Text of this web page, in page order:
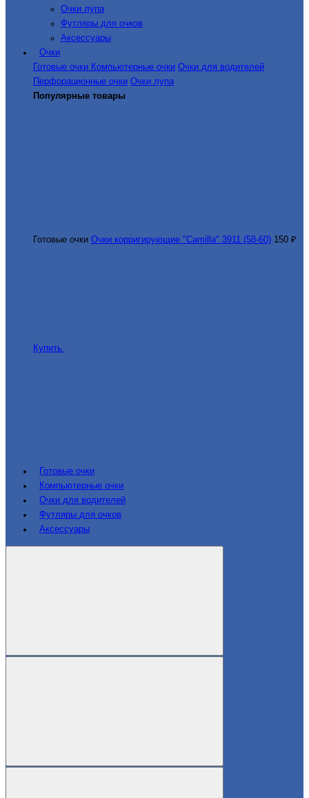
Очки лупа
Футляры для очков
Аксессуары
Очки
Готовые очки Компьютерные очки Очки для водителей
Перфорационные очки Очки лупа
Популярные товары
Готовые очки Очки корригирующие "Camilla" 3911 (58-60) 150 ₽
Купить
Готовые очки
Компьютерные очки
Очки для водителей
Футляры для очков
Аксессуары